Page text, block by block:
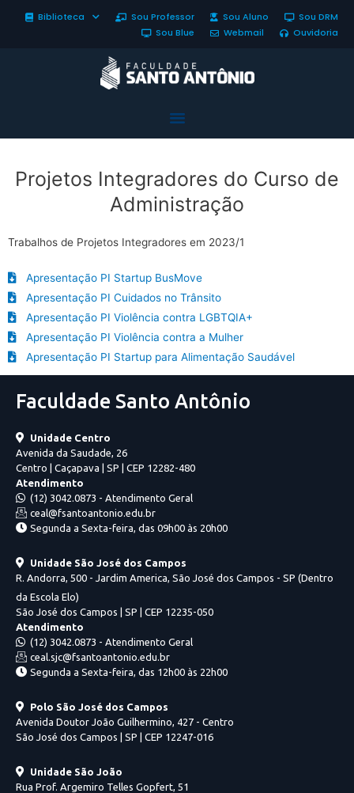
Biblioteca Sou Professor Sou Aluno
Sou DRM
Sou Blue
Webmail Ouvidoria
Projetos Integradores do Curso de
Administração
Trabalhos de Projetos Integradores em 2023/1
Apresentação PI Startup BusMove
Apresentação PI Cuidados no Trânsito
Apresentação PI Violência contra LGBTQIA+
Apresentação PI Violência contra a Mulher
Apresentação PI Startup para Alimentação Saudável
Faculdade Santo Antônio
Unidade Centro
Avenida da Saudade, 26
Centro | Caçapava | SP | CEP 12282-480
Atendimento
(12) 3042.0873 - Atendimento Geral
ceal@fsantoantonio.edu.br
Segunda a Sexta-feira, das 09h00 às 20h00
Unidade São José dos Campos
R. Andorra, 500 - Jardim America, São José dos Campos - SP (Dentro
da Escola Elo)
São José dos Campos | SP | CEP 12235-050
Atendimento
(12) 3042.0873 - Atendimento Geral
ceal.sjc@fsantoantonio.edu.br
Segunda a Sexta-feira, das 12h00 às 22h00
Polo São José dos Campos
Avenida Doutor João Guilhermino, 427 - Centro
São José dos Campos | SP | CEP 12247-016
Unidade São João
Rua Prof. Argemiro Telles Gopfert, 51